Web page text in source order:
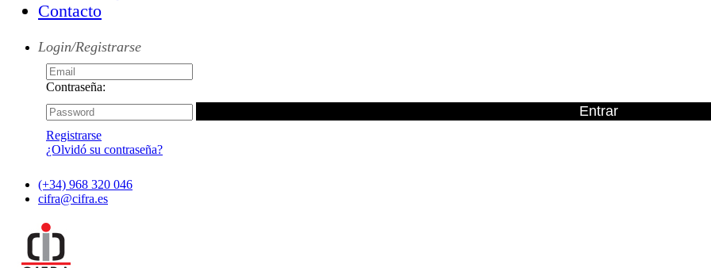
Contacto
Login/Registrarse
Contraseña:
Registrarse
¿Olvidó su contraseña?
(+34) 968 320 046
cifra@cifra.es